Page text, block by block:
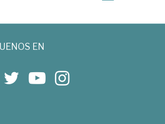
EN